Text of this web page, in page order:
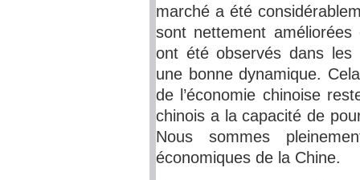
marché a été
sont nettement
ont été observés dans les
une bonne dynamique.
de l’économie chinoise
chinois a la capacité de
Nous sommes
économiques de la Chine.